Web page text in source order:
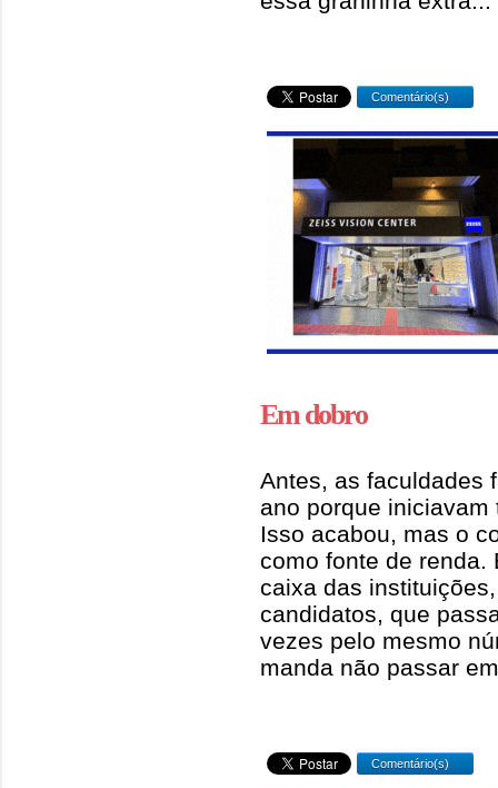
Comentário(s)
Em dobro
Antes, as faculdades
ano porque
Isso acabou, mas o
como fonte de renda.
caixa das
candidatos, que
vezes pelo mesmo
manda não passar
Comentário(s)